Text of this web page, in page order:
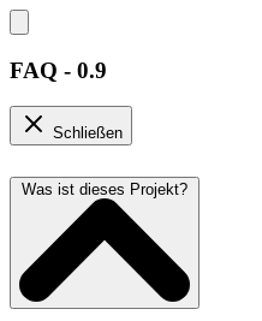
FAQ - 0.9
Schließen
Was ist dieses Projekt?